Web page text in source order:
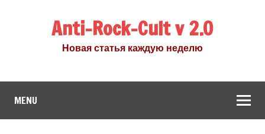
Anti-Rock-Cult v 2.0
Новая статья каждую неделю
MENU